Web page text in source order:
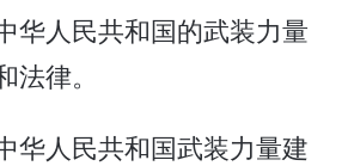
人民共和国的武装力量
律。
人民共和国武装力量建